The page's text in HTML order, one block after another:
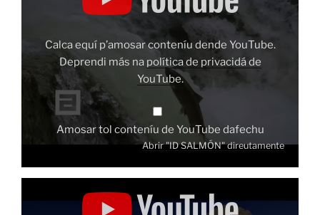
Calca equí p’amosar conteníu dende YouTube.
Deprendi más na política de privacidá de
YouTube.
Amosar tol conteníu de YouTube dafechu
Abrir "ID SALMÓN" direutamente
Amosar
URRIELLU"